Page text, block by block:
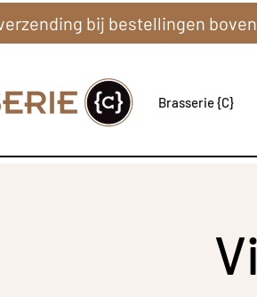
Brasserie {C}